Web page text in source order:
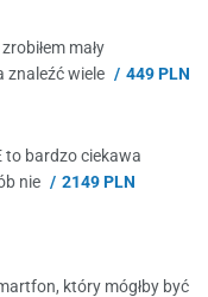
mały
znaleźć wiele
449 PLN
to bardzo ciekawa
nie
2149 PLN
który mógłby być